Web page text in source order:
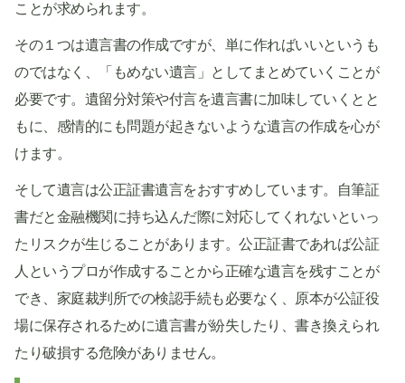
ことが求められます。
その１つは遺言書の作成ですが、単に作ればいいというも
のではなく、「もめない遺言」としてまとめていくことが
必要です。遺留分対策や付言を遺言書に加味していくとと
もに、感情的にも問題が起きないような遺言の作成を心が
けます。
そして遺言は公正証書遺言をおすすめしています。自筆証
書だと金融機関に持ち込んだ際に対応してくれないといっ
たリスクが生じることがあります。公正証書であれば公証
人というプロが作成することから正確な遺言を残すことが
でき、家庭裁判所での検認手続も必要なく、原本が公証役
場に保存されるために遺言書が紛失したり、書き換えられ
たり破損する危険がありません。